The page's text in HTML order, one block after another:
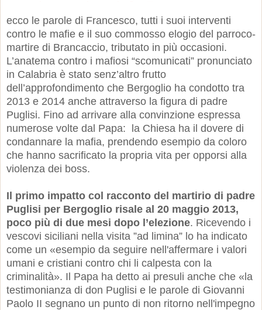
ecco le parole di Francesco, tutti i suoi interventi
contro le mafie e il suo commosso elogio del parroco-
martire di Brancaccio, tributato in più occasioni.
L’anatema contro i mafiosi “scomunicati” pronunciato
in Calabria è stato senz’altro frutto
dell’approfondimento che Bergoglio ha condotto tra
2013 e 2014 anche attraverso la figura di padre
Puglisi. Fino ad arrivare alla convinzione espressa
numerose volte dal Papa: la Chiesa ha il dovere di
condannare la mafia, prendendo esempio da coloro
che hanno sacrificato la propria vita per opporsi alla
violenza dei boss.
Il primo impatto col racconto del martirio di padre
Puglisi per Bergoglio risale al 20 maggio 2013,
poco più di due mesi dopo l’elezione. Ricevendo i
vescovi siciliani nella visita ”ad limina” lo ha indicato
come un «esempio da seguire nell'affermare i valori
umani e cristiani contro chi li calpesta con la
criminalità». Il Papa ha detto ai presuli anche che «la
testimonianza di don Puglisi e le parole di Giovanni
Paolo II segnano un punto di non ritorno nell'impegno